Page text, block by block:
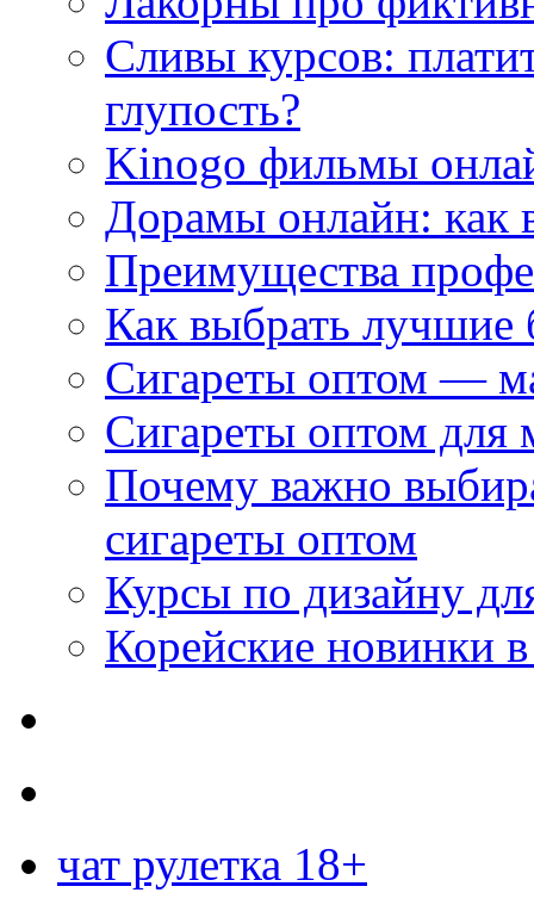
Сливы курсов:
глупость?
Kinogo фильмы
Дорамы онлайн: как
Преимущества
Как выбрать
Сигареты оптом —
Сигареты оптом для
Почему важно
сигареты оптом
Курсы по дизайну
Корейские новинки
чат рулетка 18+